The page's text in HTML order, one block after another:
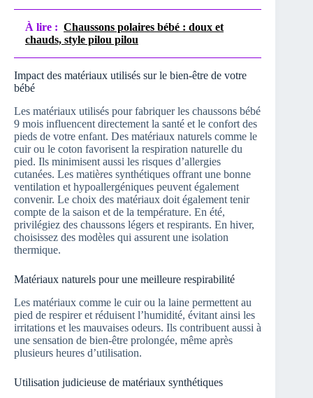
À lire : Chaussons polaires bébé : doux et
chauds, style pilou pilou
Impact des matériaux utilisés sur le bien-être de votre
bébé
Les matériaux utilisés pour fabriquer les chaussons bébé
9 mois influencent directement la santé et le confort des
pieds de votre enfant. Des matériaux naturels comme le
cuir ou le coton favorisent la respiration naturelle du
pied. Ils minimisent aussi les risques d’allergies
cutanées. Les matières synthétiques offrant une bonne
ventilation et hypoallergéniques peuvent également
convenir. Le choix des matériaux doit également tenir
compte de la saison et de la température. En été,
privilégiez des chaussons légers et respirants. En hiver,
choisissez des modèles qui assurent une isolation
thermique.
Matériaux naturels pour une meilleure respirabilité
Les matériaux comme le cuir ou la laine permettent au
pied de respirer et réduisent l’humidité, évitant ainsi les
irritations et les mauvaises odeurs. Ils contribuent aussi à
une sensation de bien-être prolongée, même après
plusieurs heures d’utilisation.
Utilisation judicieuse de matériaux synthétiques